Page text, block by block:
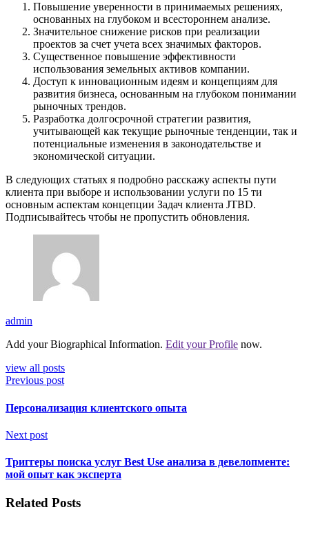
Повышение уверенности в принимаемых решениях,
основанных на глубоком и всестороннем анализе.
Значительное снижение рисков при реализации
проектов за счет учета всех значимых факторов.
Существенное повышение эффективности
использования земельных активов компании.
Доступ к инновационным идеям и концепциям для
развития бизнеса, основанным на глубоком понимании
рыночных трендов.
Разработка долгосрочной стратегии развития,
учитывающей как текущие рыночные тенденции, так и
потенциальные изменения в законодательстве и
экономической ситуации.
В следующих статьях я подробно расскажу аспекты пути
клиента при выборе и использовании услуги по 15 ти
основным аспектам концепции Задач клиента JTBD.
Подписывайтесь чтобы не пропустить обновления.
admin
Add your Biographical Information. Edit your Profile now.
view all posts
Previous post
Персонализация клиентского опыта
Next post
Триггеры поиска услуг Best Use анализа в девелопменте:
мой опыт как эксперта
Related Posts